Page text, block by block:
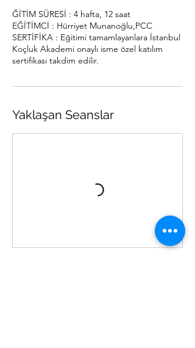
ĞİTİM SÜRESİ : 4 hafta, 12 saat
EĞİTİMCİ : Hürriyet Munanoğlu,PCC
SERTİFİKA : Eğitimi tamamlayanlara İstanbul
Koçluk Akademi onaylı isme özel katılım
sertifikası takdim edilir.
Yaklaşan Seanslar